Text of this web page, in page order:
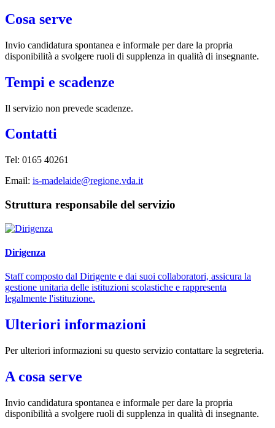
Cosa serve
Invio candidatura spontanea e informale per dare la propria
disponibilità a svolgere ruoli di supplenza in qualità di insegnante.
Tempi e scadenze
Il servizio non prevede scadenze.
Contatti
Tel: 0165 40261
Email: is-madelaide@regione.vda.it
Struttura responsabile del servizio
Dirigenza
Staff composto dal Dirigente e dai suoi collaboratori, assicura la
gestione unitaria delle istituzioni scolastiche e rappresenta
legalmente l'istituzione.
Ulteriori informazioni
Per ulteriori informazioni su questo servizio contattare la segreteria.
A cosa serve
Invio candidatura spontanea e informale per dare la propria
disponibilità a svolgere ruoli di supplenza in qualità di insegnante.